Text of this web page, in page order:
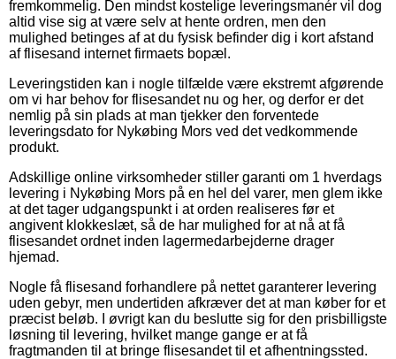
fremkommelig. Den mindst kostelige leveringsmanér vil dog
altid vise sig at være selv at hente ordren, men den
mulighed betinges af at du fysisk befinder dig i kort afstand
af flisesand internet firmaets bopæl.
Leveringstiden kan i nogle tilfælde være ekstremt afgørende
om vi har behov for flisesandet nu og her, og derfor er det
nemlig på sin plads at man tjekker den forventede
leveringsdato for Nykøbing Mors ved det vedkommende
produkt.
Adskillige online virksomheder stiller garanti om 1 hverdags
levering i Nykøbing Mors på en hel del varer, men glem ikke
at det tager udgangspunkt i at orden realiseres før et
angivent klokkeslæt, så de har mulighed for at nå at få
flisesandet ordnet inden lagermedarbejderne drager
hjemad.
Nogle få flisesand forhandlere på nettet garanterer levering
uden gebyr, men undertiden afkræver det at man køber for et
præcist beløb. I øvrigt kan du beslutte sig for den prisbilligste
løsning til levering, hvilket mange gange er at få
fragtmanden til at bringe flisesandet til et afhentningssted.